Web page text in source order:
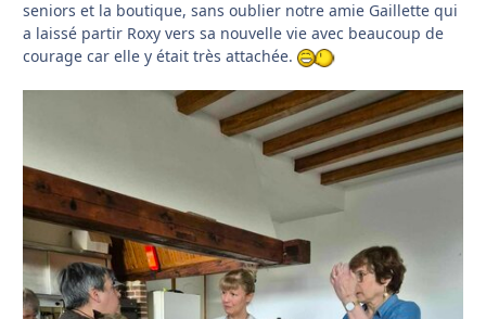
seniors et la boutique, sans oublier notre amie Gaillette qui
a laissé partir Roxy vers sa nouvelle vie avec beaucoup de
courage car elle y était très attachée.